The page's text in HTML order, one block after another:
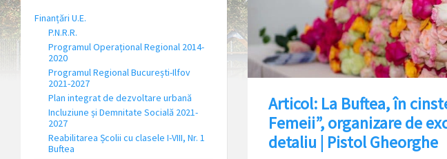
Articol: La Buftea, în
Femeii”, organizare de
detaliu | Pistol Gheorghe
Finanțări U.E.
P.N.R.R.
Programul Operațional Regional 2014-
2020
Programul Regional București-Ilfov
2021-2027
Plan integrat de dezvoltare urbană
Incluziune și Demnitate Socială 2021-
2027
Reabilitarea Școlii cu clasele I-VIII, Nr. 1
Buftea